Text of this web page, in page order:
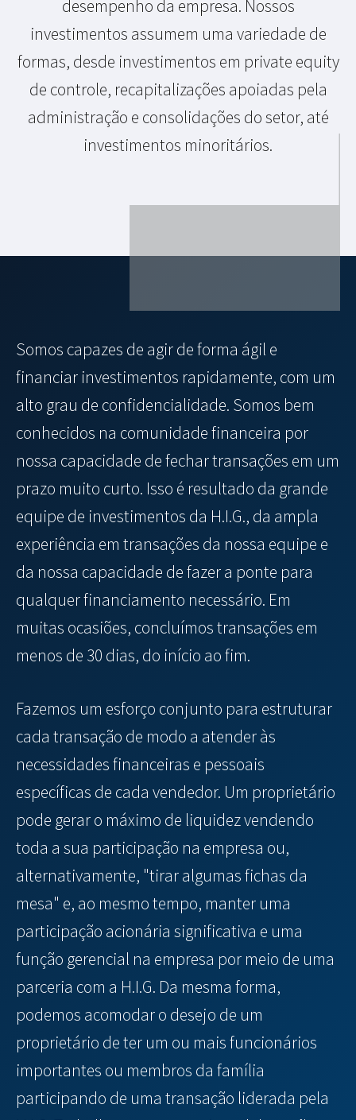
desempenho da empresa. Nossos
investimentos assumem uma variedade de
formas, desde investimentos em private equity
de controle, recapitalizações apoiadas pela
administração e consolidações do setor, até
investimentos minoritários.
Somos capazes de agir de forma ágil e
financiar investimentos rapidamente, com um
alto grau de confidencialidade. Somos bem
conhecidos na comunidade financeira por
nossa capacidade de fechar transações em um
prazo muito curto. Isso é resultado da grande
equipe de investimentos da H.I.G., da ampla
experiência em transações da nossa equipe e
da nossa capacidade de fazer a ponte para
qualquer financiamento necessário. Em
muitas ocasiões, concluímos transações em
menos de 30 dias, do início ao fim.
Fazemos um esforço conjunto para estruturar
cada transação de modo a atender às
necessidades financeiras e pessoais
específicas de cada vendedor. Um proprietário
pode gerar o máximo de liquidez vendendo
toda a sua participação na empresa ou,
alternativamente, "tirar algumas fichas da
mesa" e, ao mesmo tempo, manter uma
participação acionária significativa e uma
função gerencial na empresa por meio de uma
parceria com a H.I.G. Da mesma forma,
podemos acomodar o desejo de um
proprietário de ter um ou mais funcionários
importantes ou membros da família
participando de uma transação liderada pela